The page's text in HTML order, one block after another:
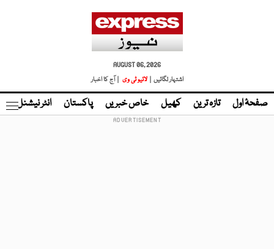
AUGUST 06, 2026
اشتہار لگائیں |
لائیو ٹی وی | آج کا اخبار
صفحۂ اول تازہ ترین کھیل خاص خبریں پاکستان انٹر نیشنل